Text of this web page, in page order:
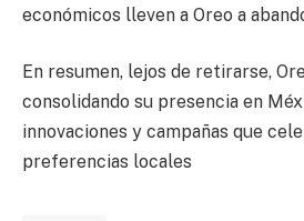
económicos lleven a Oreo a
En resumen, lejos de retirarse,
consolidando su presencia en
innovaciones y campañas que
preferencias locales